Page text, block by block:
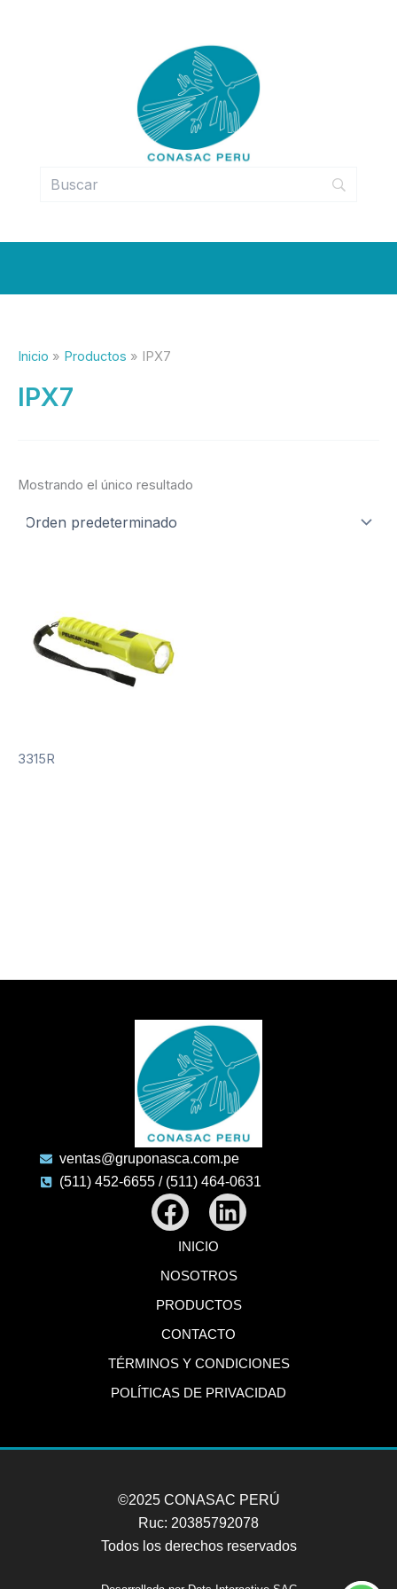
Inicio Productos IPX7
IPX7
Mostrando el único resultado
3315R
ventas@gruponasca.com.pe
(511) 452-6655 / (511) 464-0631
Facebook
Linkedin
INICIO
NOSOTROS
PRODUCTOS
CONTACTO
TÉRMINOS Y CONDICIONES
POLÍTICAS DE PRIVACIDAD
©2025 CONASAC PERÚ
Ruc: 20385792078
Todos los derechos reservados